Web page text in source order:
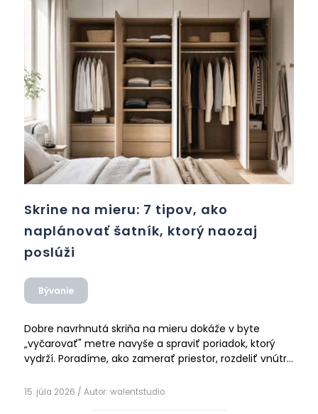
Skrine na mieru: 7 tipov, ako
naplánovať šatník, ktorý naozaj
poslúži
Bývanie
Dobre navrhnutá skriňa na mieru dokáže v byte
„vyčarovať" metre navyše a spraviť poriadok, ktorý
vydrží. Poradíme, ako zamerať priestor, rozdeliť vnútro
šikminy - v siedmich praktických tipoch.
15. júla 2026 / Autor: walentstudio